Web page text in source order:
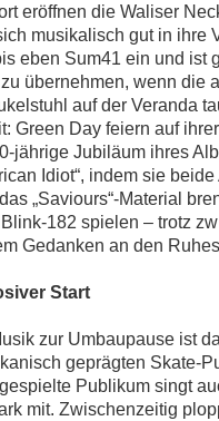
eröffnen die Waliser
musikalisch gut in ihre
eben Sum41 ein und ist
übernehmen, wenn die
auf der Veranda
Green Day feiern auf
jährige Jubiläum ihres
Idiot“, indem sie
„Saviours“-Material
182 spielen – trotz
Gedanken an den
Start
zur Umbaupause ist
geprägten Skate-
Publikum singt
mit. Zwischenzeitig